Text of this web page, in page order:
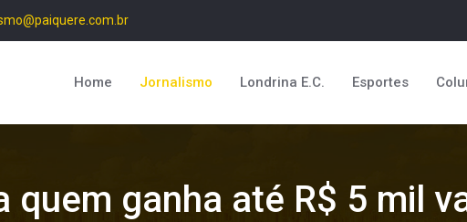
Home Jornalismo Londrina E.C. Esportes
quem ganha até R$ 5 mil